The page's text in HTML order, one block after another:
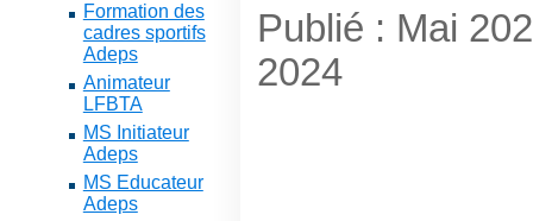
Formation des
cadres sportifs
Adeps
Animateur
LFBTA
MS Initiateur
Adeps
MS Educateur
Adeps
Publié : Mai
2024